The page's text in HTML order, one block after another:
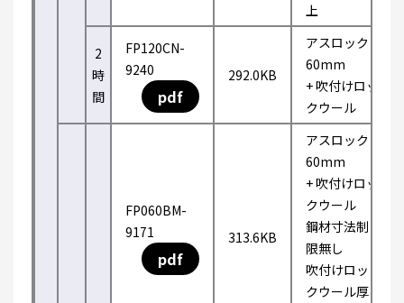
上
2
時
間
FP120CN-
9240
pdf
292.0KB
アスロック
60mm
+ 吹付けロッ
クウール
FP060BM-
9171
pdf
313.6KB
アスロック
60mm
+ 吹付けロッ
クウール
鋼材寸法制
限無し
吹付けロッ
クウール厚